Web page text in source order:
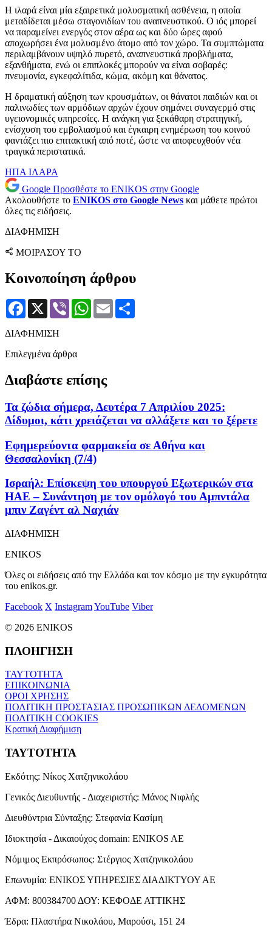
Η ιλαρά είναι μία εξαιρετικά μολυσματική ασθένεια, η οποία
μεταδίδεται μέσω σταγονιδίων του αναπνευστικού. Ο ιός μπορεί
να παραμείνει ενεργός στον αέρα ως και δύο ώρες αφού
αποχωρήσει ένα μολυσμένο άτομο από τον χώρο. Τα συμπτώματα
περιλαμβάνουν υψηλό πυρετό, αναπνευστικά προβλήματα,
εξανθήματα, ενώ οι επιπλοκές μπορούν να είναι σοβαρές:
πνευμονία, εγκεφαλίτιδα, κώμα, ακόμη και θάνατος.
Η δραματική αύξηση των κρουσμάτων, οι θάνατοι παιδιών και οι
παλινωδίες των αρμόδιων αρχών έχουν σημάνει συναγερμό στις
υγειονομικές υπηρεσίες. Η ανάγκη για ξεκάθαρη στρατηγική,
ενίσχυση του εμβολιασμού και έγκαιρη ενημέρωση του κοινού
φαντάζει πιο επιτακτική από ποτέ, ώστε να αποφευχθούν νέα
τραγικά περιστατικά.
ΗΠΑ ΙΛΑΡΑ
Google Προσθέστε το ENIKOS στην Google
Ακολουθήστε το ENIKOS στο Google News και μάθετε πρώτοι
όλες τις ειδήσεις.
ΔΙΑΦΗΜΙΣΗ
ΜΟΙΡΑΣΟΥ ΤΟ
Κοινοποίηση άρθρου
Facebook
X Viber WhatsApp
Email
ΔΙΑΦΗΜΙΣΗ
Επιλεγμένα άρθρα
Διαβάστε επίσης
Τα ζώδια σήμερα, Δευτέρα 7 Απριλίου 2025:
Δίδυμοι, κάτι χρειάζεται να αλλάξετε και το ξέρετε
Εφημερεύοντα φαρμακεία σε Αθήνα και
Θεσσαλονίκη (7/4)
Ισραήλ: Επίσκεψη του υπουργού Εξωτερικών στα
ΗΑΕ – Συνάντηση με τον ομόλογό του Αμπντάλα
μπιν Ζαγέντ αλ Ναχιάν
ΔΙΑΦΗΜΙΣΗ
ENIKOS
Όλες οι ειδήσεις από την Ελλάδα και τον κόσμο με την εγκυρότητα
του enikos.gr.
Facebook X InstagramYouTube Viber
© 2026 ENIKOS
ΠΛΟΗΓΗΣΗ
ΤΑΥΤΟΤΗΤΑ
ΕΠΙΚΟΙΝΩΝΙΑ
ΟΡΟΙ ΧΡΗΣΗΣ
ΠΟΛΙΤΙΚΗ ΠΡΟΣΤΑΣΙΑΣ ΠΡΟΣΩΠΙΚΩΝ ΔΕΔΟΜΕΝΩΝ
ΠΟΛΙΤΙΚΗ COOKIES
Κρατική Διαφήμιση
ΤΑΥΤΟΤΗΤΑ
Εκδότης: Νίκος Χατζηνικολάου
Γενικός Διευθυντής - Διαχειριστής: Μάνος Νιφλής
Διευθύντρια Σύνταξης: Στεφανία Κασίμη
Ιδιοκτησία - Δικαιούχος domain: ENIKOS AE
Νόμιμος Εκπρόσωπος: Στέργιος Χατζηνικολάου
Επωνυμία: ΕΝΙΚΟΣ ΥΠΗΡΕΣΙΕΣ ΔΙΑΔΙΚΤΥΟΥ ΑΕ
ΑΦΜ: 800384700 ΔΟΥ: ΚΕΦΟΔΕ ΑΤΤΙΚΗΣ
Έδρα: Πλαστήρα Νικολάου, Μαρούσι, 151 24